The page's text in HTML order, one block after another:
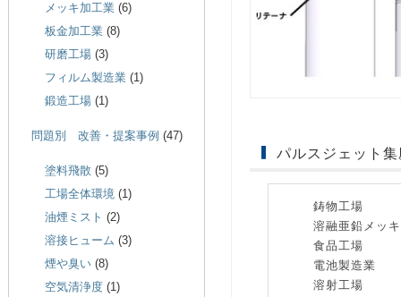
パルスジェット
鋳物工場
溶融亜鉛メッ
食品工場
電池製造業
溶射工場
メッキ加工業 (6)
板金加工業 (8)
研磨工場 (3)
フィルム製造業 (1)
鍛造工場 (1)
問題別 改善・提案事例 (47)
塗料飛散 (5)
工場全体環境 (1)
油煙ミスト (2)
溶接ヒューム (3)
煙や臭い (8)
空気清浄度 (1)